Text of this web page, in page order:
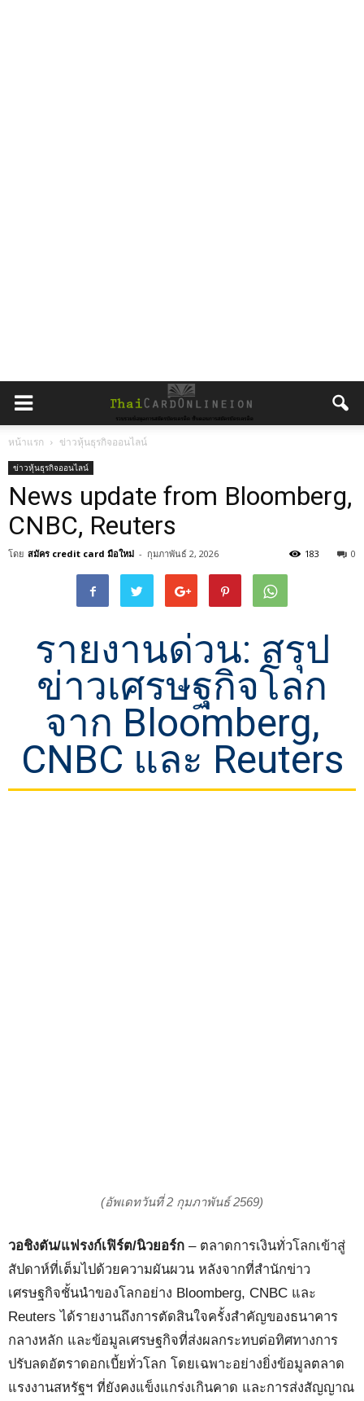
หน้าแรก ข่าวหุ้นธุรกิจออนไลน์
ข่าวหุ้นธุรกิจออนไลน์
News update from Bloomberg,
CNBC, Reuters
โดย สมัคร credit card มือใหม่ - กุมภาพันธ์ 2, 2026 0
183
รายงานด่วน: สรุป
ข่าวเศรษฐกิจโลก
จาก Bloomberg,
CNBC และ Reuters
(อัพเดทวันที่ 2 กุมภาพันธ์ 2569)
วอชิงตัน/แฟรงก์เฟิร์ต/นิวยอร์ก – ตลาดการเงินทั่วโลกเข้าสู่
สัปดาห์ที่เต็มไปด้วยความผันผวน หลังจากที่สำนักข่าว
เศรษฐกิจชั้นนำของโลกอย่าง Bloomberg, CNBC และ
Reuters ได้รายงานถึงการตัดสินใจครั้งสำคัญของธนาคาร
กลางหลัก และข้อมูลเศรษฐกิจที่ส่งผลกระทบต่อทิศทางการ
ปรับลดอัตราดอกเบี้ยทั่วโลก โดยเฉพาะอย่างยิ่งข้อมูลตลาด
แรงงานสหรัฐฯ ที่ยังคงแข็งแกร่งเกินคาด และการส่งสัญญาณ